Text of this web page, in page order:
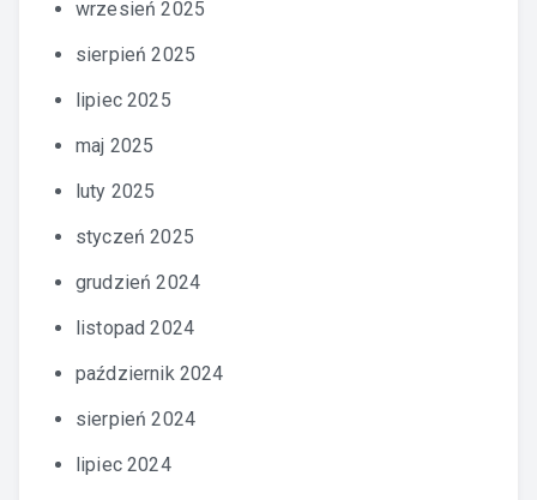
wrzesień 2025
sierpień 2025
lipiec 2025
maj 2025
luty 2025
styczeń 2025
grudzień 2024
listopad 2024
październik 2024
sierpień 2024
lipiec 2024